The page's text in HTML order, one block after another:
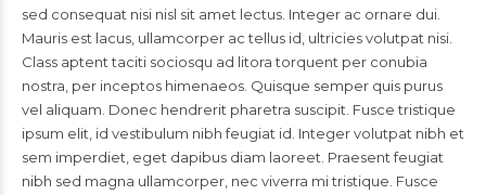
sed consequat nisi nisl sit amet lectus. Integer ac ornare dui.
Mauris est lacus, ullamcorper ac tellus id, ultricies volutpat nisi.
Class aptent taciti sociosqu ad litora torquent per conubia
nostra, per inceptos himenaeos. Quisque semper quis purus
vel aliquam. Donec hendrerit pharetra suscipit. Fusce tristique
ipsum elit, id vestibulum nibh feugiat id. Integer volutpat nibh et
sem imperdiet, eget dapibus diam laoreet. Praesent feugiat
nibh sed magna ullamcorper, nec viverra mi tristique. Fusce